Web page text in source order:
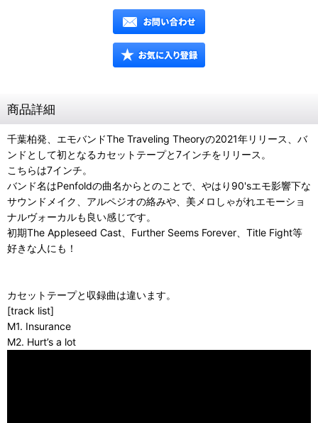
商品詳細
千葉柏発、エモバンドThe Traveling Theoryの2021年リリース、バ
ンドとして初となるカセットテープと7インチをリリース。
こちらは7インチ。
バンド名はPenfoldの曲名からとのことで、やはり90'sエモ影響下な
サウンドメイク、アルペジオの絡みや、美メロしゃがれエモーショ
ナルヴォーカルも良い感じです。
初期The Appleseed Cast、Further Seems Forever、Title Fight等
好きな人にも！
カセットテープと収録曲は違います。
[track list]
M1. Insurance
M2. Hurt’s a lot